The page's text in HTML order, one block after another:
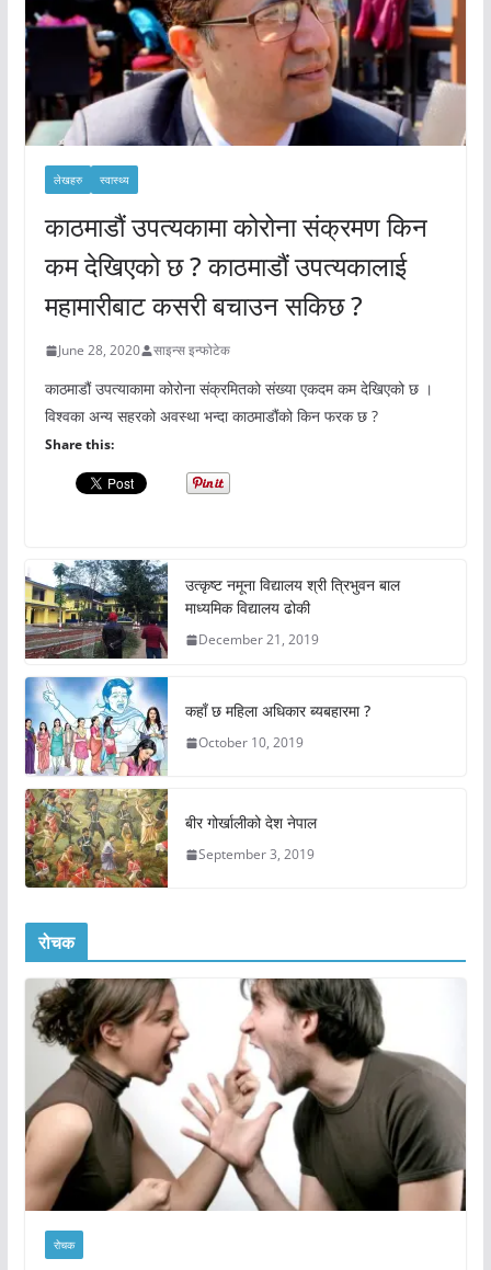
लेखहरु स्वास्थ्य
काठमाडौं उपत्यकामा कोरोना संक्रमण किन
कम देखिएको छ ? काठमाडौं उपत्यकालाई
महामारीबाट कसरी बचाउन सकिछ ?
June 28, 2020 साइन्स इन्फोटेक
काठमाडौं उपत्याकामा कोरोना संक्रमितको संख्या एकदम कम देखिएको छ ।
विश्वका अन्य सहरको अवस्था भन्दा काठमाडौंको किन फरक छ ?
Share this:
उत्कृष्ट नमूना विद्यालय श्री त्रिभुवन बाल
माध्यमिक विद्यालय ढोकी
December 21, 2019
कहाँ छ महिला अधिकार ब्यबहारमा ?
October 10, 2019
बीर गोर्खालीको देश नेपाल
September 3, 2019
रोचक
रोचक